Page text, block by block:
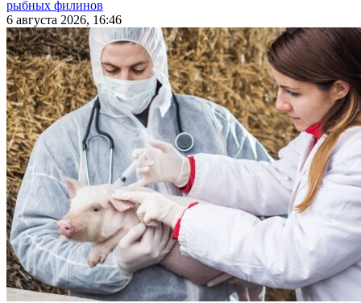
рыбных филинов
6 августа 2026, 16:46